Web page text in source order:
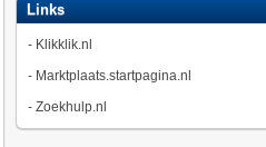
Links
- Klikklik.nl
- Marktplaats.startpagina.nl
- Zoekhulp.nl